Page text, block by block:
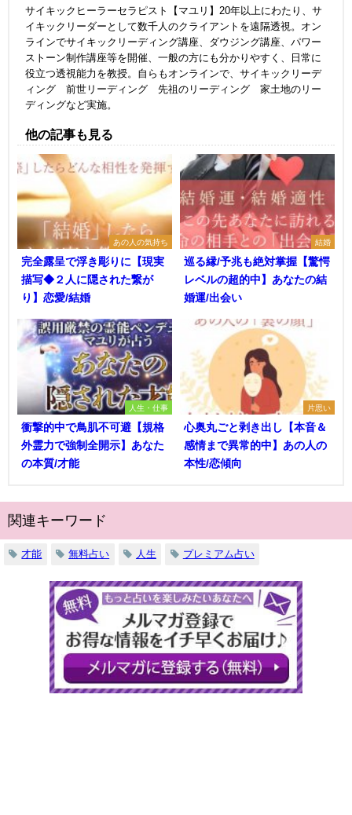
サイキックヒーラーセラピスト【マユリ】20年以上にわたり、サ
イキックリーダーとして数千人のクライアントを遠隔透視。オン
ラインでサイキックリーディング講座、ダウジング講座、パワー
ストーン制作講座等を開催、一般の方にも分かりやすく、日常に
役立つ透視能力を教授。自らもオンラインで、サイキックリーデ
ィング 前世リーディング 先祖のリーディング 家土地のリー
ディングなど実施。
他の記事も見る
あの人の気持ち
完全露呈で浮き彫りに【現実
描写◆２人に隠された繋が
り】恋愛/結婚
結婚
巡る縁/予兆も絶対掌握【驚愕
レベルの超的中】あなたの結
婚運/出会い
人生・仕事
衝撃的中で鳥肌不可避【規格
外霊力で強制全開示】あなた
の本質/才能
片思い
心奥丸ごと剥き出し【本音＆
感情まで異常的中】あの人の
本性/恋傾向
関連キーワード
才能 無料占い 人生 プレミアム占い